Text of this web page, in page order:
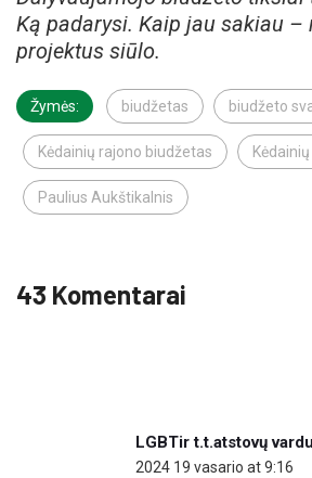
Ką padarysi. Kaip jau sakiau –
projektus siūlo.
Žymės: biudžetas biudžeto
Kėdainių rajono biudžetas
Paulius Aukštikalnis
43 Komentarai
LGBTir t.t.atstovų vardu
2024 19 vasario at 9:16